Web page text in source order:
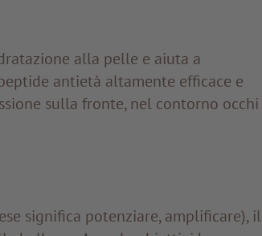
alla pelle e aiuta a
antietà altamente efficace e
sulla fronte, nel contorno occhi
significa potenziare, amplificare), il